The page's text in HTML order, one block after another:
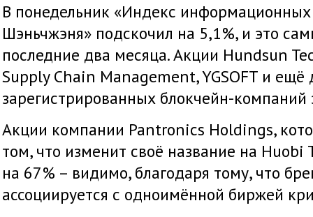
В понедельник «Индекс информационных
Шэньчжэня» подскочил на 5,1%, и это
последние два месяца. Акции Hundsun
Supply Chain Management, YGSOFT и ещё
зарегистрированных блокчейн-компаний
Акции компании Pantronics Holdings,
том, что изменит своё название на Huobi
на 67% – видимо, благодаря тому, что
ассоциируется с одноимённой биржей